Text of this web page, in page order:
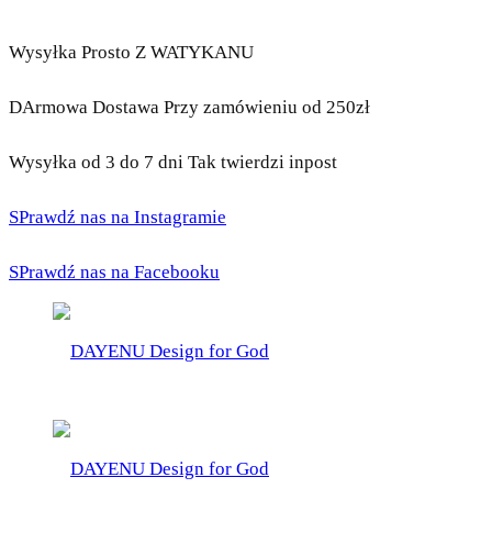
Wysyłka Prosto Z WATYKANU
DArmowa Dostawa Przy zamówieniu od 250zł
Wysyłka od 3 do 7 dni Tak twierdzi inpost
SPrawdź nas na Instagramie
SPrawdź nas na Facebooku